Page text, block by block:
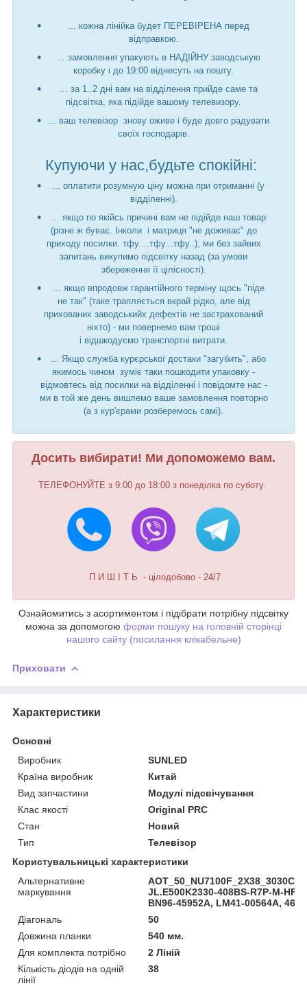
... кожна лінійка будет ПЕРЕВІРЕНА перед
відправкою.
... замовлення упакують в НАДІЙНУ заводськую
коробку і до 19:00 віднесуть на пошту.
... за 1..2 дні вам на відділення прийде саме та
підсвітка, яка підійде вашому телевизору.
... ваш телевізор знову оживе і буде довго радувати
своїх господарів.
Купуючи у нас,будьте спокійні:
... оплатити розумную ціну можна при отриманні (у
відділенні).
... якщо по якійсь причині вам не підійде наш товар
(різне ж буває. Інколи і матриця "не доживає" до
приходу посилки. тфу....тфу...тфу..), ми без зайвих
запитань викупимо підсвітку назад (за умови
збереження її цілісності).
... якщо впродовж гарантійного терміну щось "піде
не так" (таке трапляється вкрай рідко, але від
прихованих заводськийх дефектів не застрахований
ніхто) - ми повернемо вам гроші
і відшкодуємо транспортні витрати.
... Якщо служба курєрської достаки "загубить", або
якимось чином зуміє таки пошкодити упаковку -
відмовтесь від посилки на відділенні і повідомте нас -
ми в той же день вишлемо ваше замовлення повторно
(а з кур'єрами розберемось самі).
Досить вибирати! Ми допоможемо вам.
ТЕЛЕФОНУЙТЕ з 9:00 до 18:00 з понеділка по суботу.
П И Ш І Т Ь - цілодобово - 24/7
Ознайомитись з асортиментом і підібрати потрібну підсвітку
можна за допомогою форми пошуку на головній сторінці
нашого сайту (посилання клікабельне)
Приховати
Характеристики
Основні
Виробник
SUNLED
Країна виробник
Китай
Вид запчастини
Модулі підсвічування
Клас якості
Original PRC
Стан
Новий
Тип
Телевізор
Користувальницькі характеристики
Альтернативне
маркування
JL.E500K2330-408BS-R7P-M-HF,
BN96-45952A, LM41-00564A,
Діагональ
50
Довжина планки
540 мм.
Для комплекта потрібно
2 Ліній
Кількість діодів на одній
лінії
38